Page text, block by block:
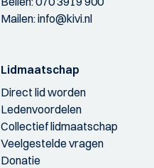
Mailen:info@kivi.nl
Lidmaatschap
Direct lid worden
Ledenvoordelen
Collectief lidmaatschap
Veelgestelde vragen
Donatie